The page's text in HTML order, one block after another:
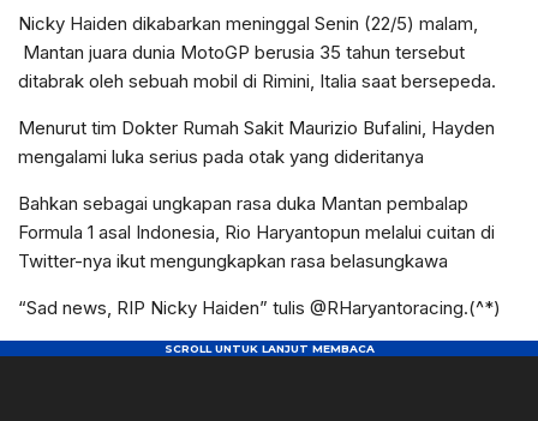
Nicky Haiden dikabarkan meninggal Senin (22/5) malam,
Mantan juara dunia MotoGP berusia 35 tahun tersebut
ditabrak oleh sebuah mobil di Rimini, Italia saat bersepeda.
Menurut tim Dokter Rumah Sakit Maurizio Bufalini, Hayden
mengalami luka serius pada otak yang dideritanya
Bahkan sebagai ungkapan rasa duka Mantan pembalap
Formula 1 asal Indonesia, Rio Haryantopun melalui cuitan di
Twitter-nya ikut mengungkapkan rasa belasungkawa
“Sad news, RIP Nicky Haiden” tulis @RHaryantoracing.(^*)